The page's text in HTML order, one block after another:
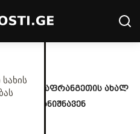
საფრანგეთის ახალ
დანიშნავენ